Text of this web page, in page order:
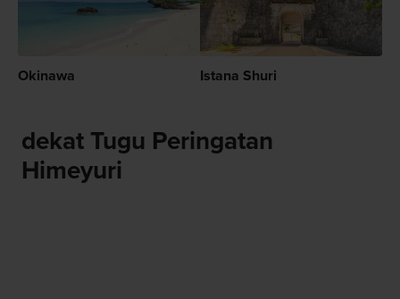
Okinawa Istana Shuri
dekat Tugu Peringatan
Himeyuri